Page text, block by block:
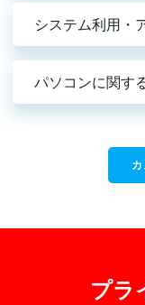
システム利用・
パソコンに関す
プラ